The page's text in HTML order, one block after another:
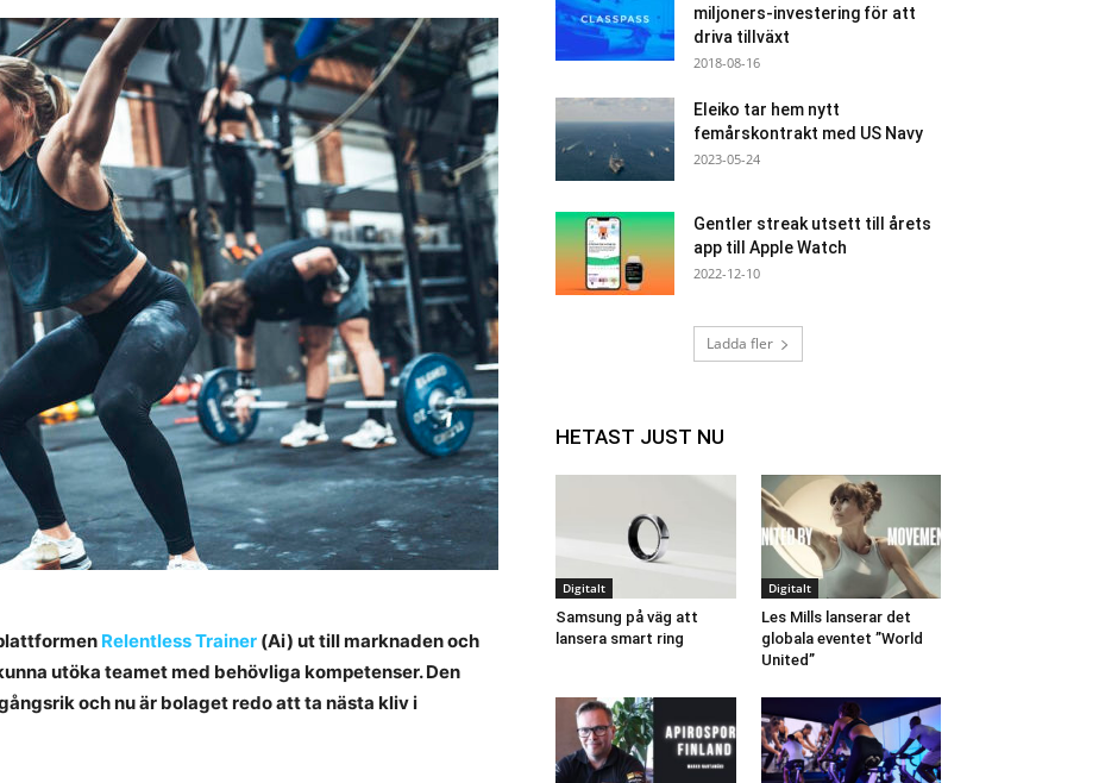
Relentless Trainer (Ai) ut till marknaden och
utöka teamet med behövliga kompetenser. Den
och nu är bolaget redo att ta nästa kliv i
miljoners-investering för att
driva tillväxt
2018-08-16
Eleiko tar hem nytt
femårskontrakt med US Navy
2023-05-24
Gentler streak utsett till årets
app till Apple Watch
2022-12-10
Ladda fler
HETAST JUST NU
Digitalt
Samsung på väg att
lansera smart ring
Digitalt
Les Mills lanserar det
globala eventet ”World
United”